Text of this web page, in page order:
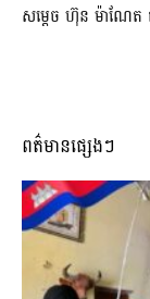
សម្តេច ហ៊ុន ម៉ាណែត
ពត៌មានផ្សេងៗ